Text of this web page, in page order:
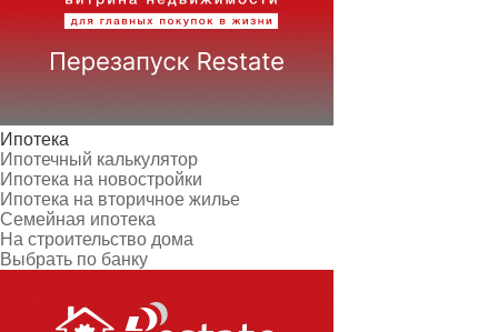
Ипотека
Ипотечный калькулятор
Ипотека на новостройки
Ипотека на вторичное жилье
Семейная ипотека
На строительство дома
Выбрать по банку